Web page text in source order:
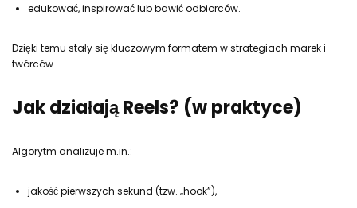
edukować, inspirować lub bawić odbiorców.
Dzięki temu stały się kluczowym formatem w strategiach marek i
twórców.
Jak działają Reels? (w praktyce)
Algorytm analizuje m.in.:
jakość pierwszych sekund (tzw. „hook”),